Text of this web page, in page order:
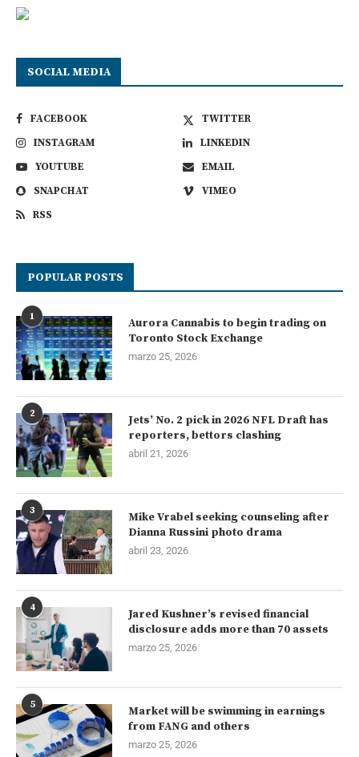
SOCIAL MEDIA
FACEBOOK
TWITTER
INSTAGRAM
LINKEDIN
YOUTUBE
EMAIL
SNAPCHAT
VIMEO
RSS
POPULAR POSTS
1
Aurora Cannabis to begin trading on
Toronto Stock Exchange
marzo 25, 2026
2
Jets’ No. 2 pick in 2026 NFL Draft has
reporters, bettors clashing
abril 21, 2026
3
Mike Vrabel seeking counseling after
Dianna Russini photo drama
abril 23, 2026
4
Jared Kushner’s revised financial
disclosure adds more than 70 assets
marzo 25, 2026
5
Market will be swimming in earnings
from FANG and others
marzo 25, 2026